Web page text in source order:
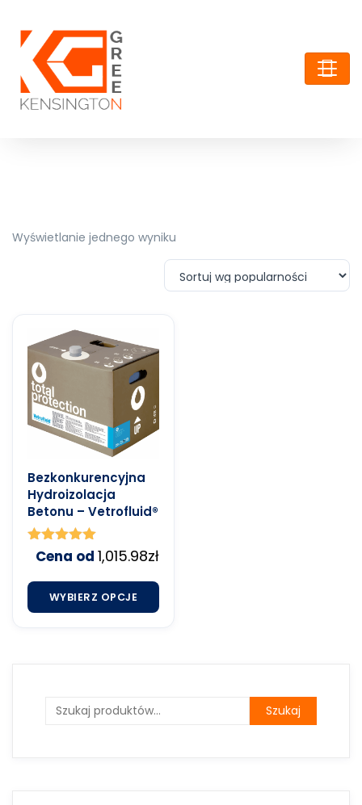
Wyświetlanie jednego wyniku
Bezkonkurencyjna
Hydroizolacja
Betonu – Vetrofluid®
Oceniono
4.91
Cena od 1,015.98zł
WYBIERZ OPCJE
Szukaj